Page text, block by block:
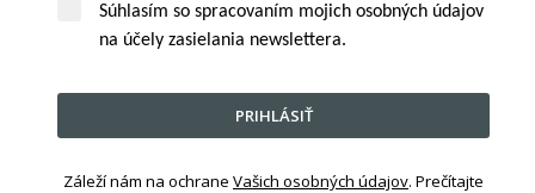
Súhlasím so spracovaním mojich osobných údajov
na účely zasielania newslettera.
PRIHLÁSIŤ
Záleží nám na ochrane Vašich osobných údajov. Prečítajte